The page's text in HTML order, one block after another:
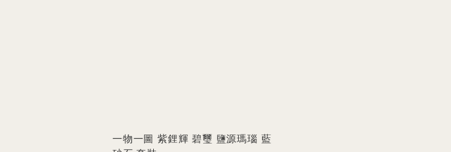
一物一圖 紫鋰輝 碧璽 鹽源瑪瑙 藍